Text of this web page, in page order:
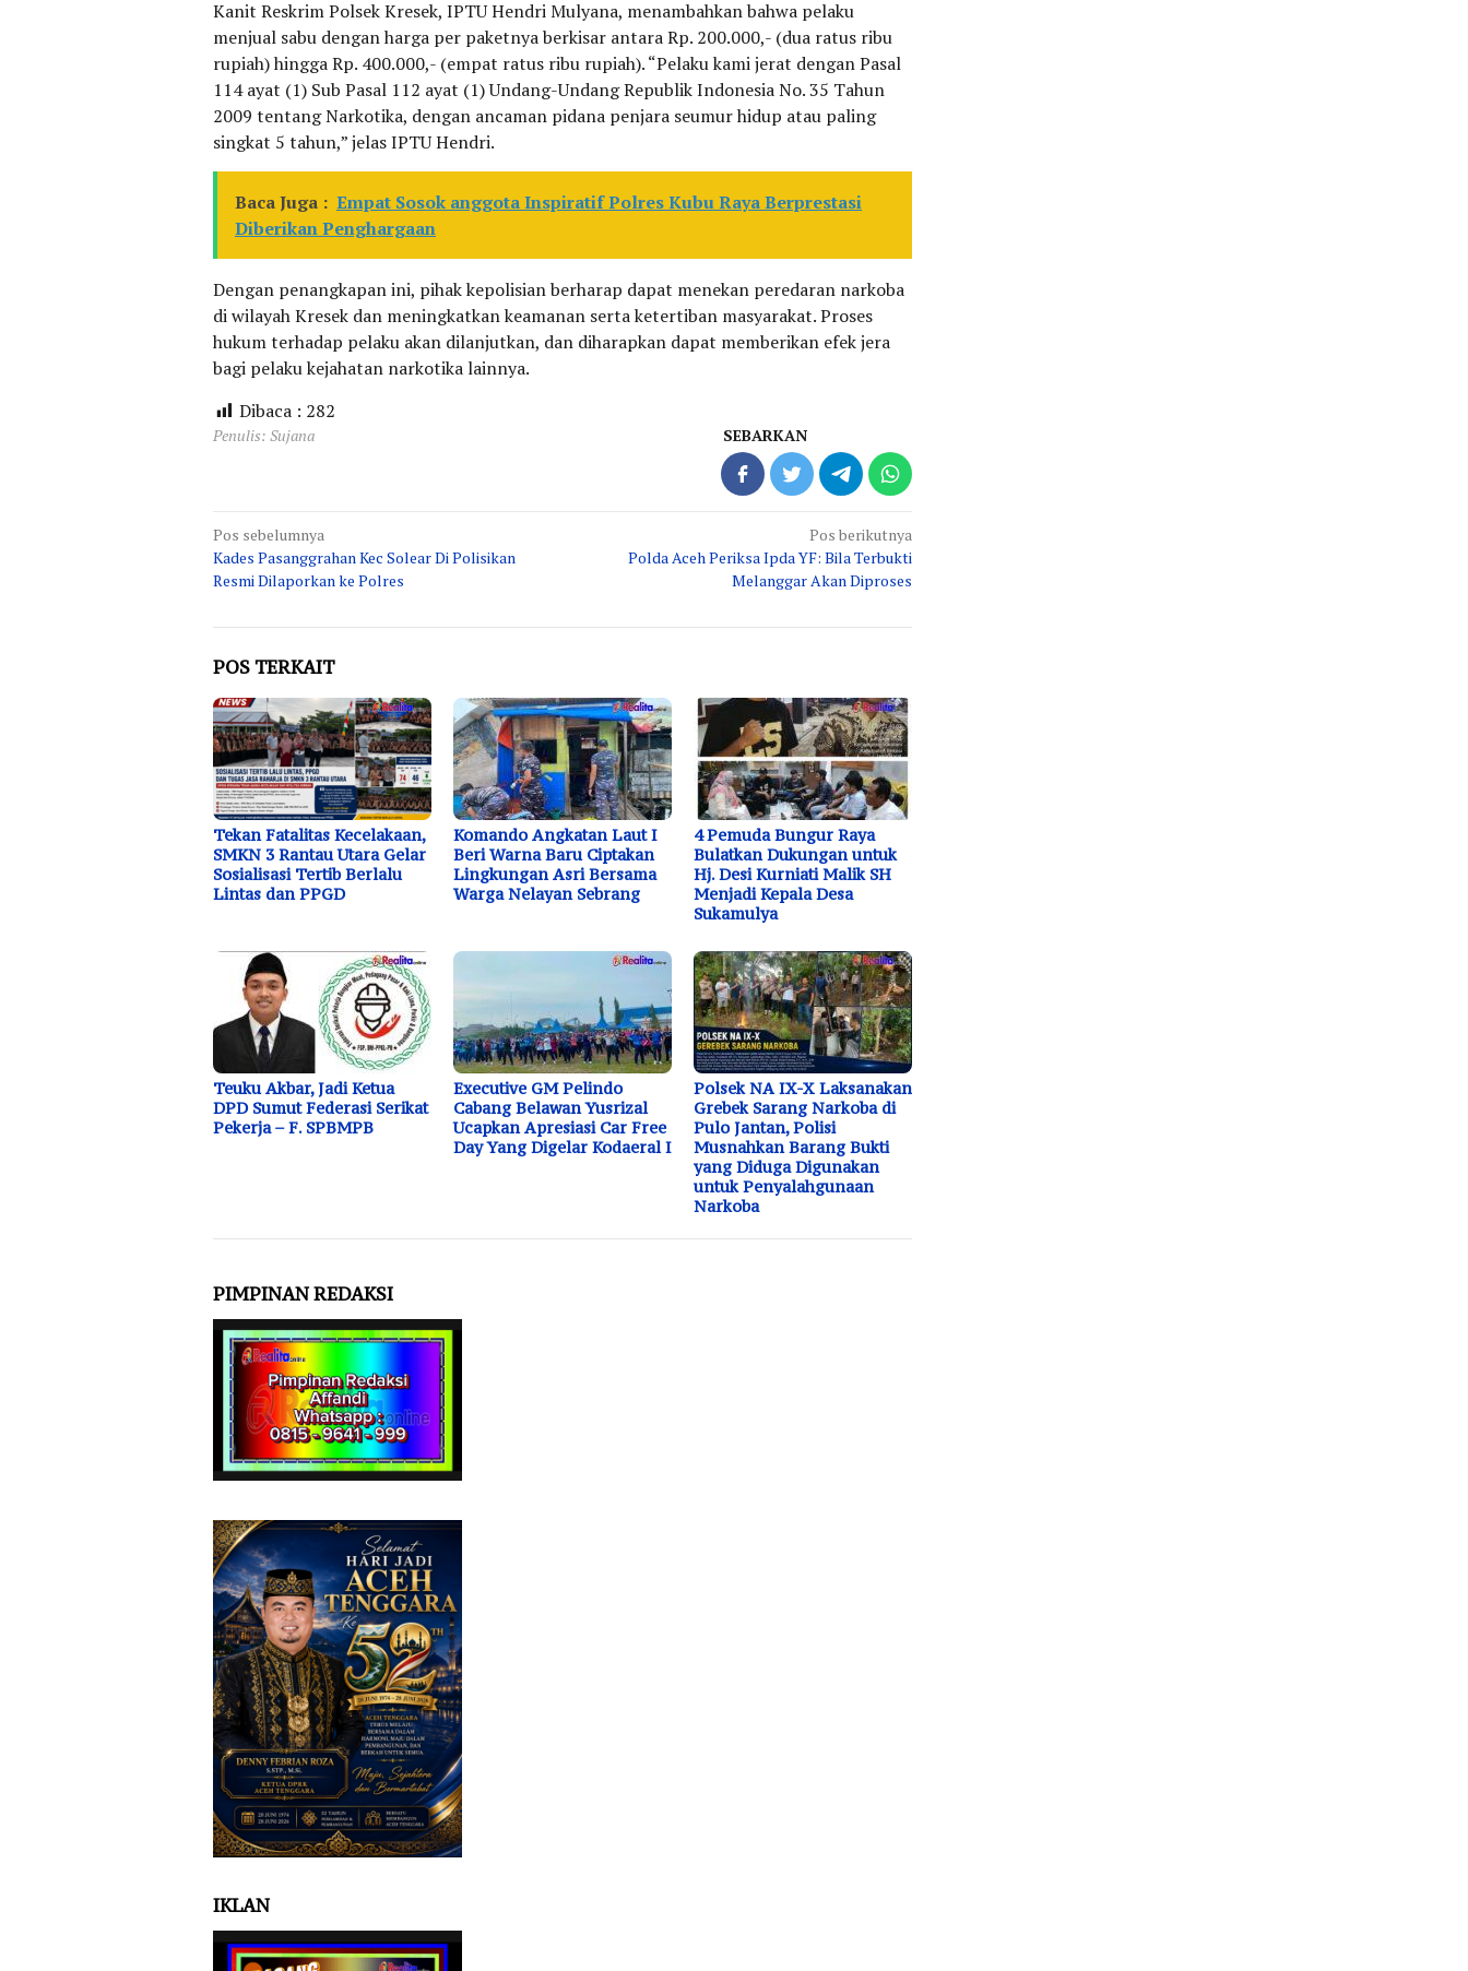
Kanit Reskrim Polsek Kresek, IPTU Hendri Mulyana, menambahkan bahwa pelaku
menjual sabu dengan harga per paketnya berkisar antara Rp. 200.000,- (dua ratus ribu
rupiah) hingga Rp. 400.000,- (empat ratus ribu rupiah). “Pelaku kami jerat dengan Pasal
114 ayat (1) Sub Pasal 112 ayat (1) Undang-Undang Republik Indonesia No. 35 Tahun
2009 tentang Narkotika, dengan ancaman pidana penjara seumur hidup atau paling
singkat 5 tahun,” jelas IPTU Hendri.
Baca Juga : Empat Sosok anggota Inspiratif Polres Kubu Raya Berprestasi
Diberikan Penghargaan
Dengan penangkapan ini, pihak kepolisian berharap dapat menekan peredaran narkoba
di wilayah Kresek dan meningkatkan keamanan serta ketertiban masyarakat. Proses
hukum terhadap pelaku akan dilanjutkan, dan diharapkan dapat memberikan efek jera
bagi pelaku kejahatan narkotika lainnya.
Dibaca : 282
Penulis: Sujana SEBARKAN
Navigasi
pos
Pos sebelumnya
Kades Pasanggrahan Kec Solear Di Polisikan
Resmi Dilaporkan ke Polres
Pos berikutnya
Polda Aceh Periksa Ipda YF: Bila Terbukti
Melanggar Akan Diproses
POS TERKAIT
Tekan Fatalitas Kecelakaan,
SMKN 3 Rantau Utara Gelar
Sosialisasi Tertib Berlalu
Lintas dan PPGD
Komando Angkatan Laut I
Beri Warna Baru Ciptakan
Lingkungan Asri Bersama
Warga Nelayan Sebrang
4 Pemuda Bungur Raya
Bulatkan Dukungan untuk
Hj. Desi Kurniati Malik SH
Menjadi Kepala Desa
Sukamulya
Teuku Akbar, Jadi Ketua
DPD Sumut Federasi Serikat
Pekerja – F. SPBMPB
Executive GM Pelindo
Cabang Belawan Yusrizal
Ucapkan Apresiasi Car Free
Day Yang Digelar Kodaeral I
Polsek NA IX-X Laksanakan
Grebek Sarang Narkoba di
Pulo Jantan, Polisi
Musnahkan Barang Bukti
yang Diduga Digunakan
untuk Penyalahgunaan
Narkoba
PIMPINAN REDAKSI
IKLAN